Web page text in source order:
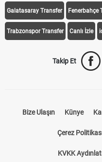
Galatasaray Transfer Fenerbahçe
Trabzonspor Transfer Canlı İzle
Takip Et
Bize Ulaşın Künye
Çerez
KVKK